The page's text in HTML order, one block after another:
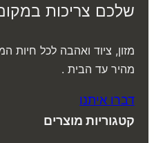
שלכם צריכות
מזון, ציוד ואהבה לכל חיות
מהיר עד הבית .
דברו איתנו
קטגוריות מוצרים